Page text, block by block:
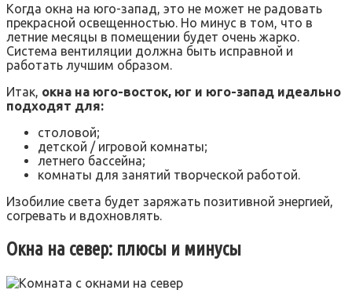
Когда окна на юго-запад, это не может не радовать
прекрасной освещенностью. Но минус в том, что в
летние месяцы в помещении будет очень жарко.
Система вентиляции должна быть исправной и
работать лучшим образом.
Итак, окна на юго-восток, юг и юго-запад идеально
подходят для:
столовой;
детской / игровой комнаты;
летнего бассейна;
комнаты для занятий творческой работой.
Изобилие света будет заряжать позитивной энергией,
согревать и вдохновлять.
Окна на север: плюсы и минусы